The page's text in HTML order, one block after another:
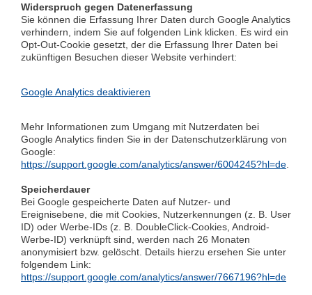
Widerspruch gegen Datenerfassung
Sie können die Erfassung Ihrer Daten durch Google Analytics
verhindern, indem Sie auf folgenden Link klicken. Es wird ein
Opt-Out-Cookie gesetzt, der die Erfassung Ihrer Daten bei
zukünftigen Besuchen dieser Website verhindert:
Google Analytics deaktivieren
Mehr Informationen zum Umgang mit Nutzerdaten bei
Google Analytics finden Sie in der Datenschutzerklärung von
Google:
https://support.google.com/analytics/answer/6004245?hl=de
Speicherdauer
Bei Google gespeicherte Daten auf Nutzer- und
Ereignisebene, die mit Cookies, Nutzerkennungen (z. B. User
ID) oder Werbe-IDs (z. B. DoubleClick-Cookies, Android-
Werbe-ID) verknüpft sind, werden nach 26 Monaten
anonymisiert bzw. gelöscht. Details hierzu ersehen Sie unter
folgendem Link:
https://support.google.com/analytics/answer/7667196?hl=de